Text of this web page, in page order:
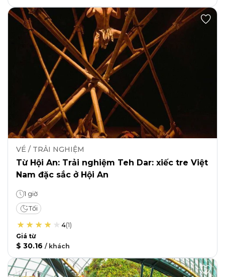
VÉ / TRẢI NGHIỆM
Từ Hội An: Trải nghiệm Teh Dar: xiếc tre Việt
Nam đặc sắc ở Hội An
1 giờ
Tối
4(1)
Giá từ
$ 30.16 / khách